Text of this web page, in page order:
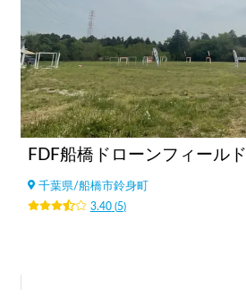
FDF船橋ドローンフィールド
千葉県/船橋市鈴身町
3.40(5)